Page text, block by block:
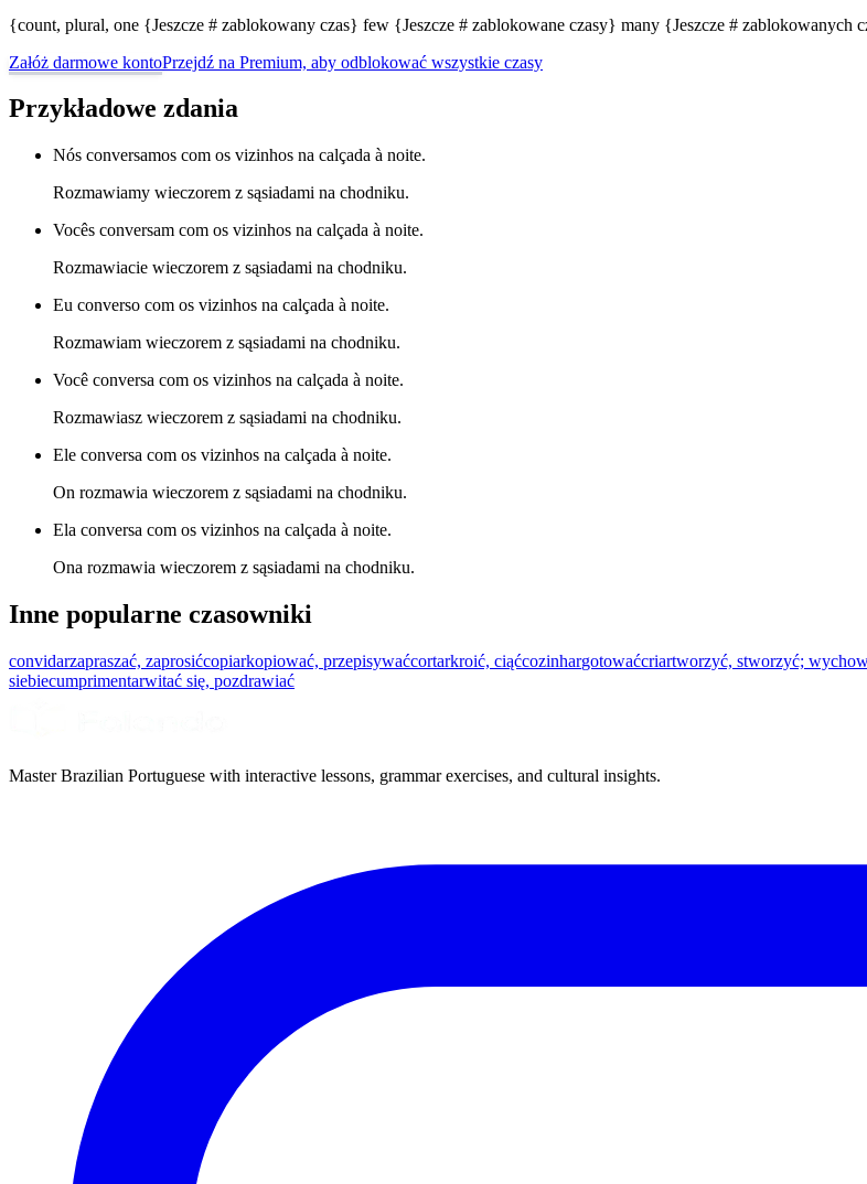
{count, plural, one {Jeszcze # zablokowany czas} few {Jeszcze # zablokowane czasy} many {Jeszcze # zablokowanych
Załóż darmowe kontoPrzejdź na Premium, aby odblokować wszystkie czasy
Przykładowe zdania
Nós conversamos com os vizinhos na calçada à noite.
Rozmawiamy wieczorem z sąsiadami na chodniku.
Vocês conversam com os vizinhos na calçada à noite.
Rozmawiacie wieczorem z sąsiadami na chodniku.
Eu converso com os vizinhos na calçada à noite.
Rozmawiam wieczorem z sąsiadami na chodniku.
Você conversa com os vizinhos na calçada à noite.
Rozmawiasz wieczorem z sąsiadami na chodniku.
Ele conversa com os vizinhos na calçada à noite.
On rozmawia wieczorem z sąsiadami na chodniku.
Ela conversa com os vizinhos na calçada à noite.
Ona rozmawia wieczorem z sąsiadami na chodniku.
Inne popularne czasowniki
convidarzapraszać, zaprosićcopiarkopiować, przepisywaćcortarkroić, ciąćcozinhargotowaćcriartworzyć, stworzyć;
siebiecumprimentarwitać się, pozdrawiać
Master Brazilian Portuguese with interactive lessons, grammar exercises, and cultural insights.